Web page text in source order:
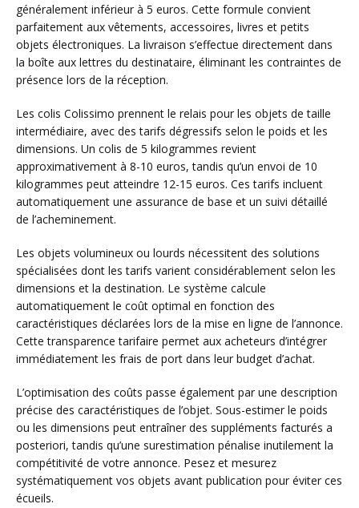
généralement inférieur à 5 euros. Cette formule convient
parfaitement aux vêtements, accessoires, livres et petits
objets électroniques. La livraison s’effectue directement dans
la boîte aux lettres du destinataire, éliminant les contraintes de
présence lors de la réception.
Les colis Colissimo prennent le relais pour les objets de taille
intermédiaire, avec des tarifs dégressifs selon le poids et les
dimensions. Un colis de 5 kilogrammes revient
approximativement à 8-10 euros, tandis qu’un envoi de 10
kilogrammes peut atteindre 12-15 euros. Ces tarifs incluent
automatiquement une assurance de base et un suivi détaillé
de l’acheminement.
Les objets volumineux ou lourds nécessitent des solutions
spécialisées dont les tarifs varient considérablement selon les
dimensions et la destination. Le système calcule
automatiquement le coût optimal en fonction des
caractéristiques déclarées lors de la mise en ligne de l’annonce.
Cette transparence tarifaire permet aux acheteurs d’intégrer
immédiatement les frais de port dans leur budget d’achat.
L’optimisation des coûts passe également par une description
précise des caractéristiques de l’objet. Sous-estimer le poids
ou les dimensions peut entraîner des suppléments facturés a
posteriori, tandis qu’une surestimation pénalise inutilement la
compétitivité de votre annonce. Pesez et mesurez
systématiquement vos objets avant publication pour éviter ces
écueils.